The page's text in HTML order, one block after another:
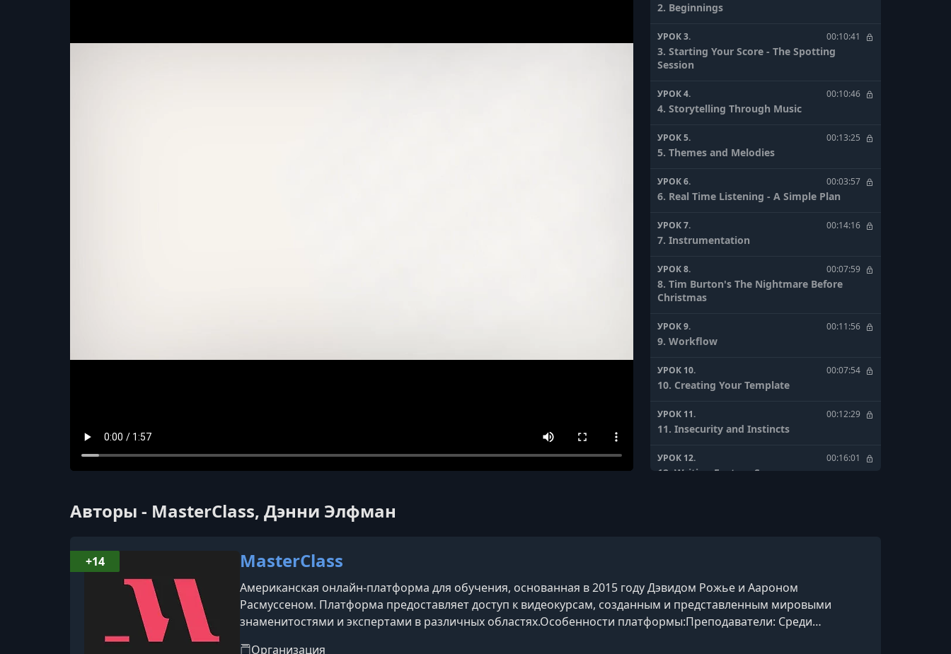
2. Beginnings
УРОК 3. 00:10:41
3. Starting Your Score - The Spotting
Session
УРОК 4. 00:10:46
4. Storytelling Through Music
УРОК 5. 00:13:25
5. Themes and Melodies
УРОК 6. 00:03:57
6. Real Time Listening - A Simple Plan
УРОК 7. 00:14:16
7. Instrumentation
УРОК 8. 00:07:59
8. Tim Burton's The Nightmare Before
Christmas
УРОК 9. 00:11:56
9. Workflow
УРОК 10. 00:07:54
10. Creating Your Template
УРОК 11. 00:12:29
11. Insecurity and Instincts
УРОК 12. 00:16:01
12. Writing Feature Scores
УРОК 15.
15. The Devil's in the Detail
Авторы - MasterClass, Дэнни Элфман
MasterClass
Американская онлайн-платформа для обучения, основанная в 2015 году Дэвидом Рожье и Аароном
Расмуссеном. Платформа предоставляет доступ к видеокурсам, созданным и представленным мировыми
знаменитостями и экспертами в различных областях.​Особенности платформы:Преподаватели: Среди
Организация
+14